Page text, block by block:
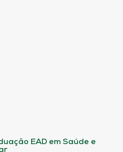
EAD em Saúde e